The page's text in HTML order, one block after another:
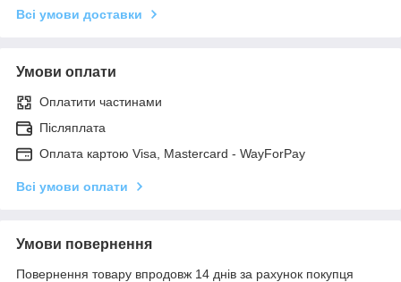
Всі умови доставки
Умови оплати
Оплатити частинами
Післяплата
Оплата картою Visa, Mastercard - WayForPay
Всі умови оплати
Умови повернення
Повернення товару впродовж 14 днів за рахунок покупця